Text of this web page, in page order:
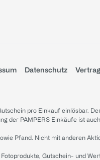
Datenschutz
pro Einkauf einlösbar.
der PAMPERS Einkäufe ist
Pfand. Nicht mit anderen
Gutschein- und